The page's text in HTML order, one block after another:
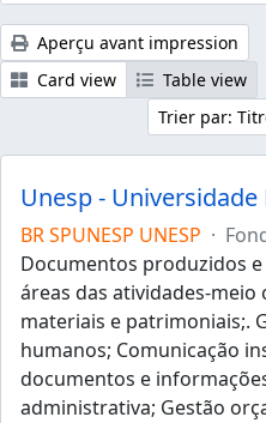
Aperçu avant impression
Card view
Table view
Trier par:
BR SPUNESP UNESP ·
Documentos produzidos
áreas das atividades-meio
materiais e patrimoniais;.
humanos; Comunicação
documentos e
administrativa; Gestão